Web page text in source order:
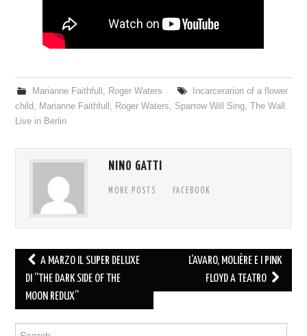
Marianne Faithfull , Roger Waters
Incarcerarion of a flower
child, Marianne Faithfull , Roger Waters, Sparrow Will Sing,The Wall
Live in Berlin
NINO GATTI
MORE POSTS FACEBOOK
Post
navigation
A MARZO IL SUPER DELUXE
DI “THE DARK SIDE OF THE
MOON REDUX”
L’AVARO, MOLIÈRE E I PINK
FLOYD A TEATRO